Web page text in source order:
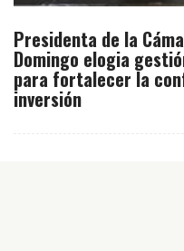
Presidenta de la
Domingo elogia
para fortalecer la
inversión